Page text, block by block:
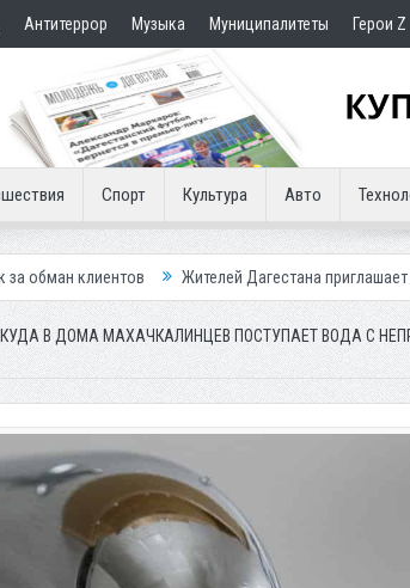
Антитеррор Музыка Муниципалитеты Герои Z
Спорт Культура Авто
Жителей Дагестана приглашает в «Госуслуги
В ДОМА МАХАЧКАЛИНЦЕВ ПОСТУПАЕТ ВОДА С